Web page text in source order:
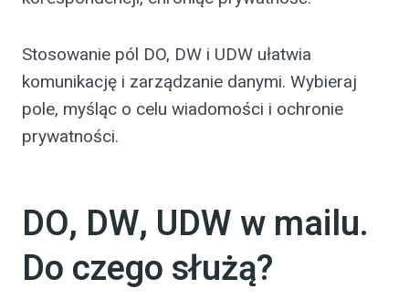
Stosowanie pól DO, DW i UDW ułatwia
komunikację i zarządzanie danymi. Wybieraj
pole, myśląc o celu wiadomości i ochronie
prywatności.
DO, DW, UDW w mailu.
Do czego służą?